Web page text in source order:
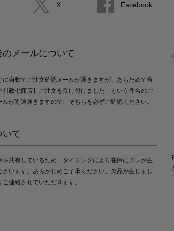
X Facebook
のメールについて
に自動でご注文確認メールが届きますが、あらためて当
川政七商店】ご注文を受け付けました」という件名のご
ルが別途届きますので、そちらを必ずご確認ください。
て
を共有しているため、タイミングにより在庫にズレが生
ざいます。あらかじめご了承ください。欠品が生じまし
連絡させていただきます。